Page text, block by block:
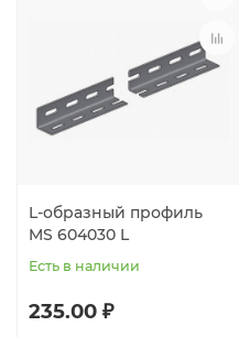
L-образный профиль
MS 604030 L
Есть в наличии
235.00 ₽